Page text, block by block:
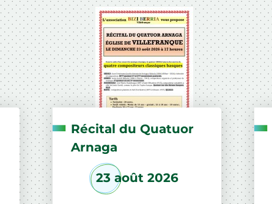
Récital du Quatuor
Arnaga
23 août 2026